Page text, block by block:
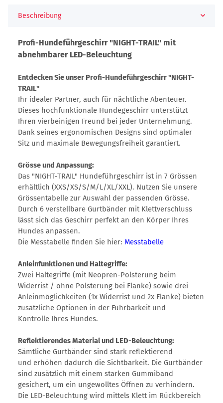
Beschreibung
Profi-Hundeführgeschirr "NIGHT-TRAIL" mit
abnehmbarer LED-Beleuchtung
Entdecken Sie unser Profi-Hundeführgeschirr "NIGHT-
TRAIL"
Ihr idealer Partner, auch für nächtliche Abenteuer.
Dieses hochfunktionale Hundegeschirr unterstützt
Ihren vierbeinigen Freund bei jeder Unternehmung.
Dank seines ergonomischen Designs sind optimaler
Sitz und maximale Bewegungsfreiheit garantiert.
Grösse und Anpassung:
Das "NIGHT-TRAIL" Hundeführgeschirr ist in 7 Grössen
erhältlich (XXS/XS/S/M/L/XL/XXL). Nutzen Sie unsere
Grössentabelle zur Auswahl der passenden Grösse.
Durch 6 verstellbare Gurtbänder mit Klettverschluss
lässt sich das Geschirr perfekt an den Körper Ihres
Hundes anpassen.
Die Messtabelle finden Sie hier: Messtabelle
Anleinfunktionen und Haltegriffe:
Zwei Haltegriffe (mit Neopren-Polsterung beim
Widerrist / ohne Polsterung bei Flanke) sowie drei
Anleinmöglichkeiten (1x Widerrist und 2x Flanke) bieten
zusätzliche Optionen in der Führbarkeit und
Kontrolle Ihres Hundes.
Reflektierendes Material und LED-Beleuchtung:
Sämtliche Gurtbänder sind stark reflektierend
und erhöhen dadurch die Sichtbarkeit. Die Gurtbänder
sind zusätzlich mit einem starken Gummiband
gesichert, um ein ungewolltes Öffnen zu verhindern.
Die LED-Beleuchtung wird mittels Klett im Rückbereich